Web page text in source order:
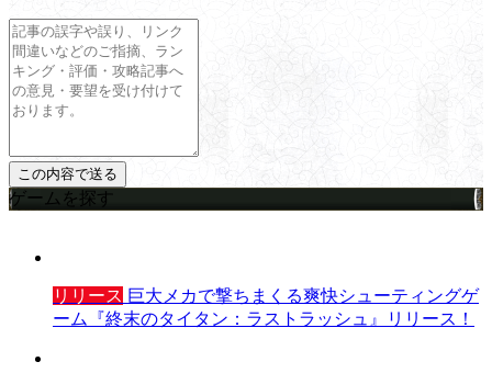
ゲームを探す
リリース 巨大メカで撃ちまくる爽快シューティングゲ
ーム『終末のタイタン：ラストラッシュ』リリース！